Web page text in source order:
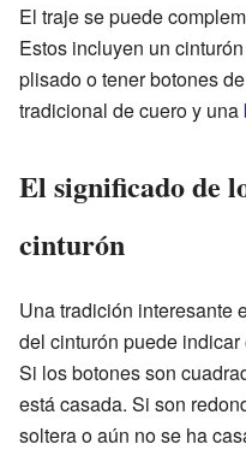
El traje se puede
Estos incluyen un
plisado o tener botones
tradicional de cuero y una
El significado de
cinturón
Una tradición interesante
del cinturón puede
Si los botones son
está casada. Si son
soltera o aún no se ha